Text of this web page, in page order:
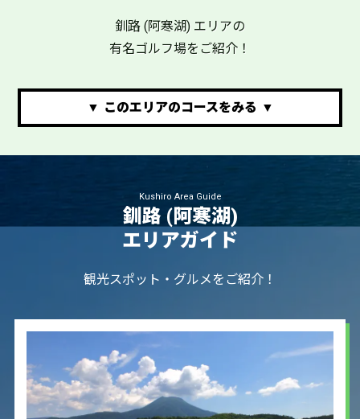
釧路 (阿寒湖) エリアの
有名ゴルフ場をご紹介！
このエリアのコースをみる
Kushiro Area Guide
釧路 (阿寒湖)
エリアガイド
観光スポット・グルメをご紹介！